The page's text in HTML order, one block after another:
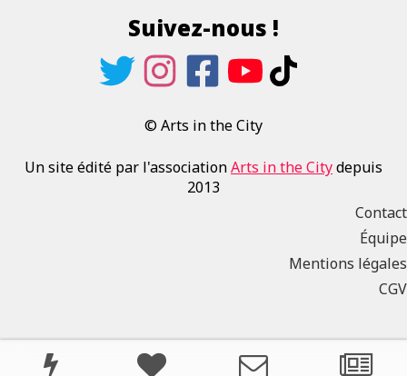
Suivez-nous !
© Arts in the City
Un site édité par l'associationArts in the Citydepuis
2013
Contact
Équipe
Mentions légales
CGV